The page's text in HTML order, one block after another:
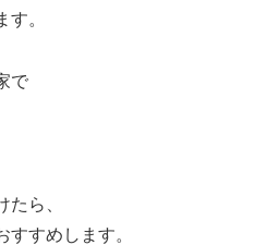
す。
で
ら、
すめします。